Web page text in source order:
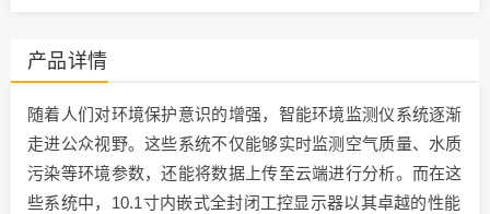
产品详情
随着人们对环境保护意识的增强，智能环境监测仪系统逐渐
走进公众视野。这些系统不仅能够实时监测空气质量、水质
污染等环境参数，还能将数据上传至云端进行分析。而在这
些系统中，10.1寸内嵌式全封闭工控显示器以其卓越的性能